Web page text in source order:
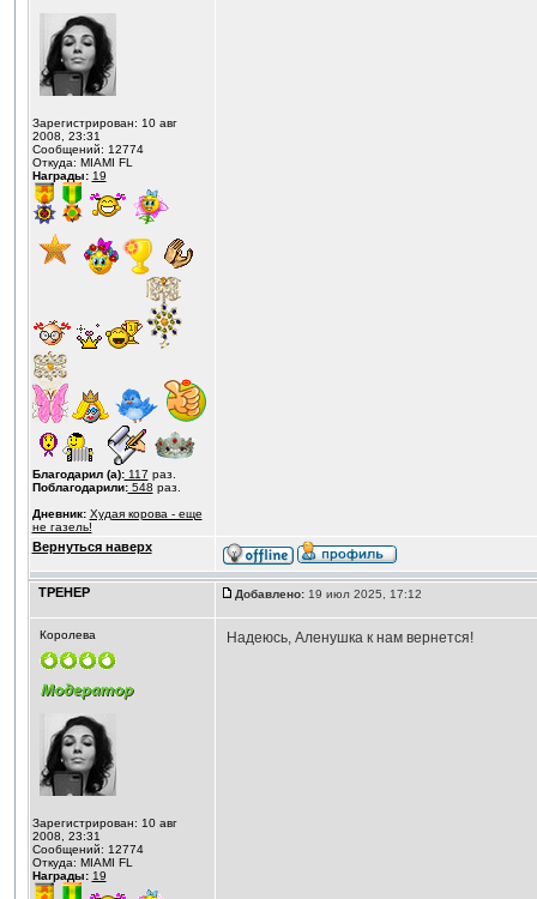
Зарегистрирован: 10 авг
2008, 23:31
Сообщений: 12774
Откуда: MIAMI FL
Награды: 19
Благодарил (а):117 раз.
Поблагодарили:548 раз.
Дневник: Худая корова - еще
не газель!
Вернуться наверх
ТРЕНЕР Добавлено:19 июл 2025, 17:12
Королева
Зарегистрирован: 10 авг
2008, 23:31
Сообщений: 12774
Откуда: MIAMI FL
Награды: 19
Надеюсь, Аленушка к нам вернется!